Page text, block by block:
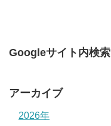
Googleサイト内検索
アーカイブ
2026年